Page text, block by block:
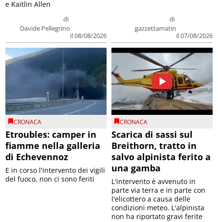
di
Davide Pellegrino
il 08/08/2026
e Kaitlin Allen
di
gazzettamatin
il 07/08/2026
CRONACA
Etroubles: camper in
fiamme nella galleria
di Echevennoz
E in corso l'intervento dei vigili
del fuoco, non ci sono feriti
CRONACA
Scarica di sassi sul
Breithorn, tratto in
salvo alpinista ferito a
una gamba
L'intervento è avvenuto in
parte via terra e in parte con
l'elicottero a causa delle
condizioni meteo. L'alpinista
non ha riportato gravi ferite